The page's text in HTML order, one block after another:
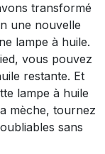
transformé
une nouvelle
lampe à huile.
vous pouvez
restante. Et
lampe à huile
mèche, tournez
sans